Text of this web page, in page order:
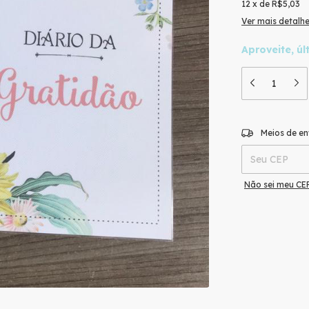
12 x de R$5,03
Ver mais
Aproveite,
Entregas para o
Meios de
Não sei meu